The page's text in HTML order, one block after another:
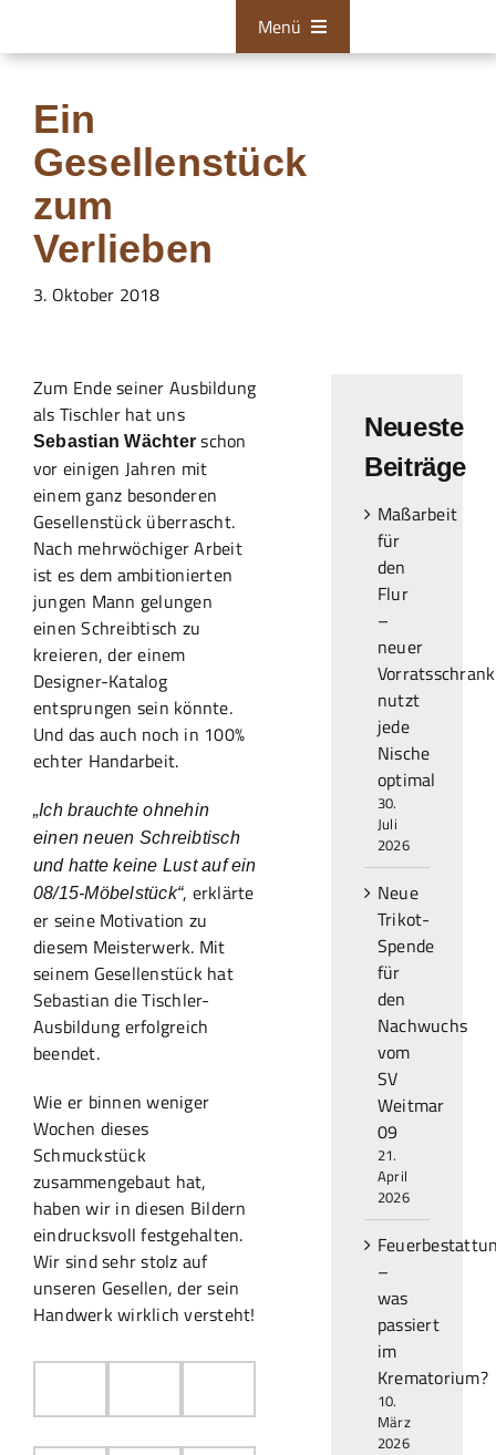
springen
Menü
24/7 Hotline
Ein
Gesellenstück
zum
Verlieben
3. Oktober 2018
Zum Ende seiner Ausbildung
als Tischler hat uns
Sebastian Wächter schon
vor einigen Jahren mit
einem ganz besonderen
Gesellenstück überrascht.
Nach mehrwöchiger Arbeit
ist es dem ambitionierten
jungen Mann gelungen
einen Schreibtisch zu
kreieren, der einem
Designer-Katalog
entsprungen sein könnte.
Und das auch noch in 100%
echter Handarbeit.
„Ich brauchte ohnehin
einen neuen Schreibtisch
und hatte keine Lust auf ein
08/15-Möbelstück“, erklärte
er seine Motivation zu
diesem Meisterwerk. Mit
seinem Gesellenstück hat
Sebastian die Tischler-
Ausbildung erfolgreich
beendet.
Wie er binnen weniger
Wochen dieses
Schmuckstück
zusammengebaut hat,
haben wir in diesen Bildern
eindrucksvoll festgehalten.
Wir sind sehr stolz auf
unseren Gesellen, der sein
Handwerk wirklich versteht!
Neueste
Beiträge
Maßarbeit
für
den
Flur
–
neuer
Vorratsschrank
nutzt
jede
Nische
optimal
30.
Juli
2026
Neue
Trikot-
Spende
für
den
Nachwuchs
vom
SV
Weitmar
09
21.
April
2026
–
was
passiert
im
Krematorium?
10.
März
2026